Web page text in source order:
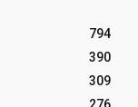
794
390
309
276